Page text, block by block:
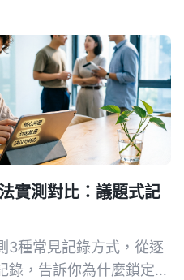
實測對比：議題式記
3種常見記錄方式，從逐
錄，告訴你為什麼鎖定